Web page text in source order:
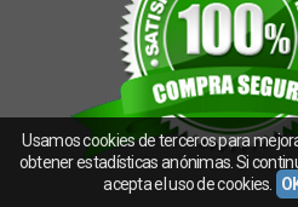
Usamos cookies de terceros para
obtener estadísticas anónimas. Si
acepta el uso de cookies.